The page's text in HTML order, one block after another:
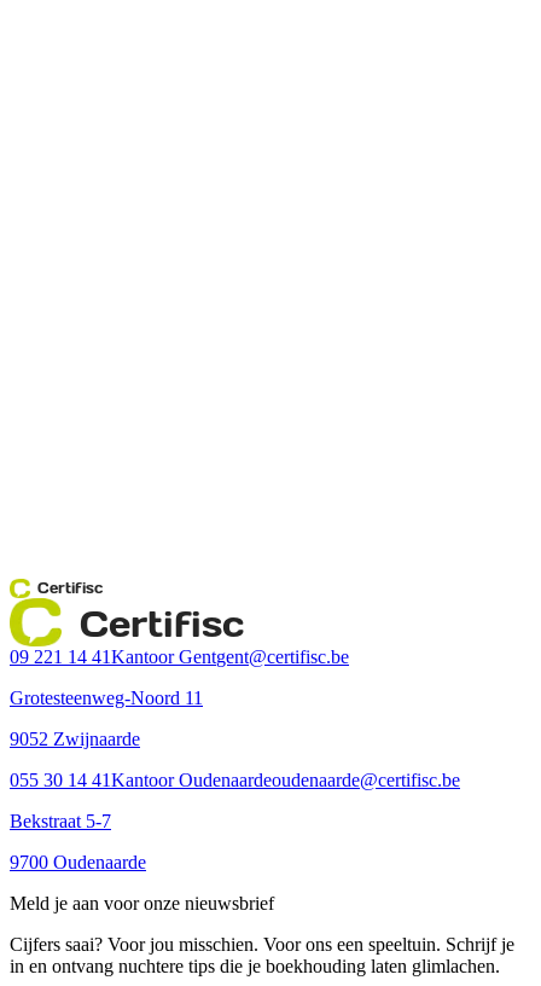
Certifisc
Certifisc
09 221 14 41Kantoor Gentgent@certifisc.be
Grotesteenweg-Noord 11
9052 Zwijnaarde
055 30 14 41Kantoor Oudenaardeoudenaarde@certifisc.be
Bekstraat 5-7
9700 Oudenaarde
Meld je aan voor onze nieuwsbrief
Cijfers saai? Voor jou misschien. Voor ons een speeltuin. Schrijf je
in en ontvang nuchtere tips die je boekhouding laten glimlachen.